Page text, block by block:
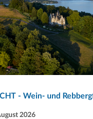
- Wein- und
2026